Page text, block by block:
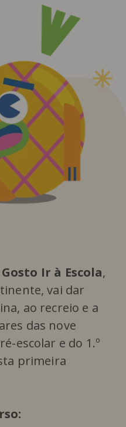
Ir à Escola,
vai dar
ao recreio e a
das nove
escolar e do 1.º
primeira